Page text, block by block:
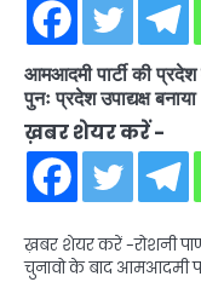
आमआदमी पार्टी की प्रदेश
पुनः प्रदेश उपाद्यक्ष
ख़बर शेयर करें -
ख़बर शेयर करें -रोशनी
चुनावो के बाद आमआदमी